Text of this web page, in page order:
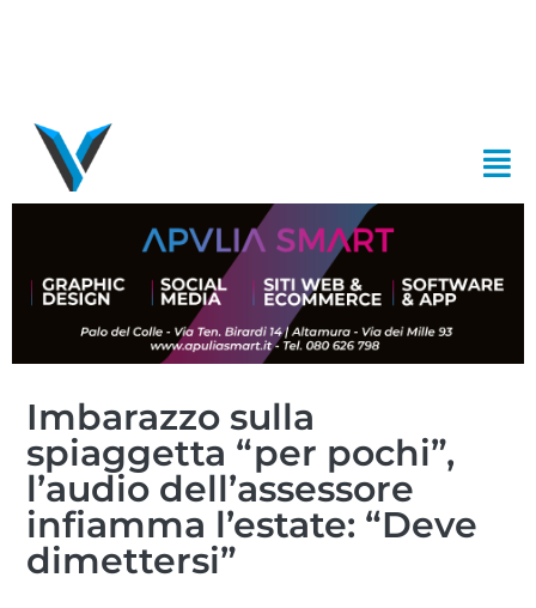
Imbarazzo sulla
spiaggetta “per pochi”,
l’audio dell’assessore
infiamma l’estate: “Deve
dimettersi”